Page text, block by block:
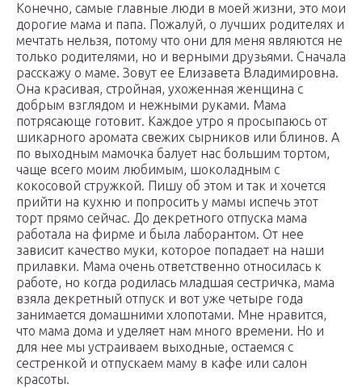
Конечно, самые главные люди в моей жизни, это мои
дорогие мама и папа. Пожалуй, о лучших родителях и
мечтать нельзя, потому что они для меня являются не
только родителями, но и верными друзьями. Сначала
расскажу о маме. Зовут ее Елизавета Владимировна.
Она красивая, стройная, ухоженная женщина с
добрым взглядом и нежными руками. Мама
потрясающе готовит. Каждое утро я просыпаюсь от
шикарного аромата свежих сырников или блинов. А
по выходным мамочка балует нас большим тортом,
чаще всего моим любимым, шоколадным с
кокосовой стружкой. Пишу об этом и так и хочется
прийти на кухню и попросить у мамы испечь этот
торт прямо сейчас. До декретного отпуска мама
работала на фирме и была лаборантом. От нее
зависит качество муки, которое попадает на наши
прилавки. Мама очень ответственно относилась к
работе, но когда родилась младшая сестричка, мама
взяла декретный отпуск и вот уже четыре года
занимается домашними хлопотами. Мне нравится,
что мама дома и уделяет нам много времени. Но и
для нее мы устраиваем выходные, остаемся с
сестренкой и отпускаем маму в кафе или салон
красоты.